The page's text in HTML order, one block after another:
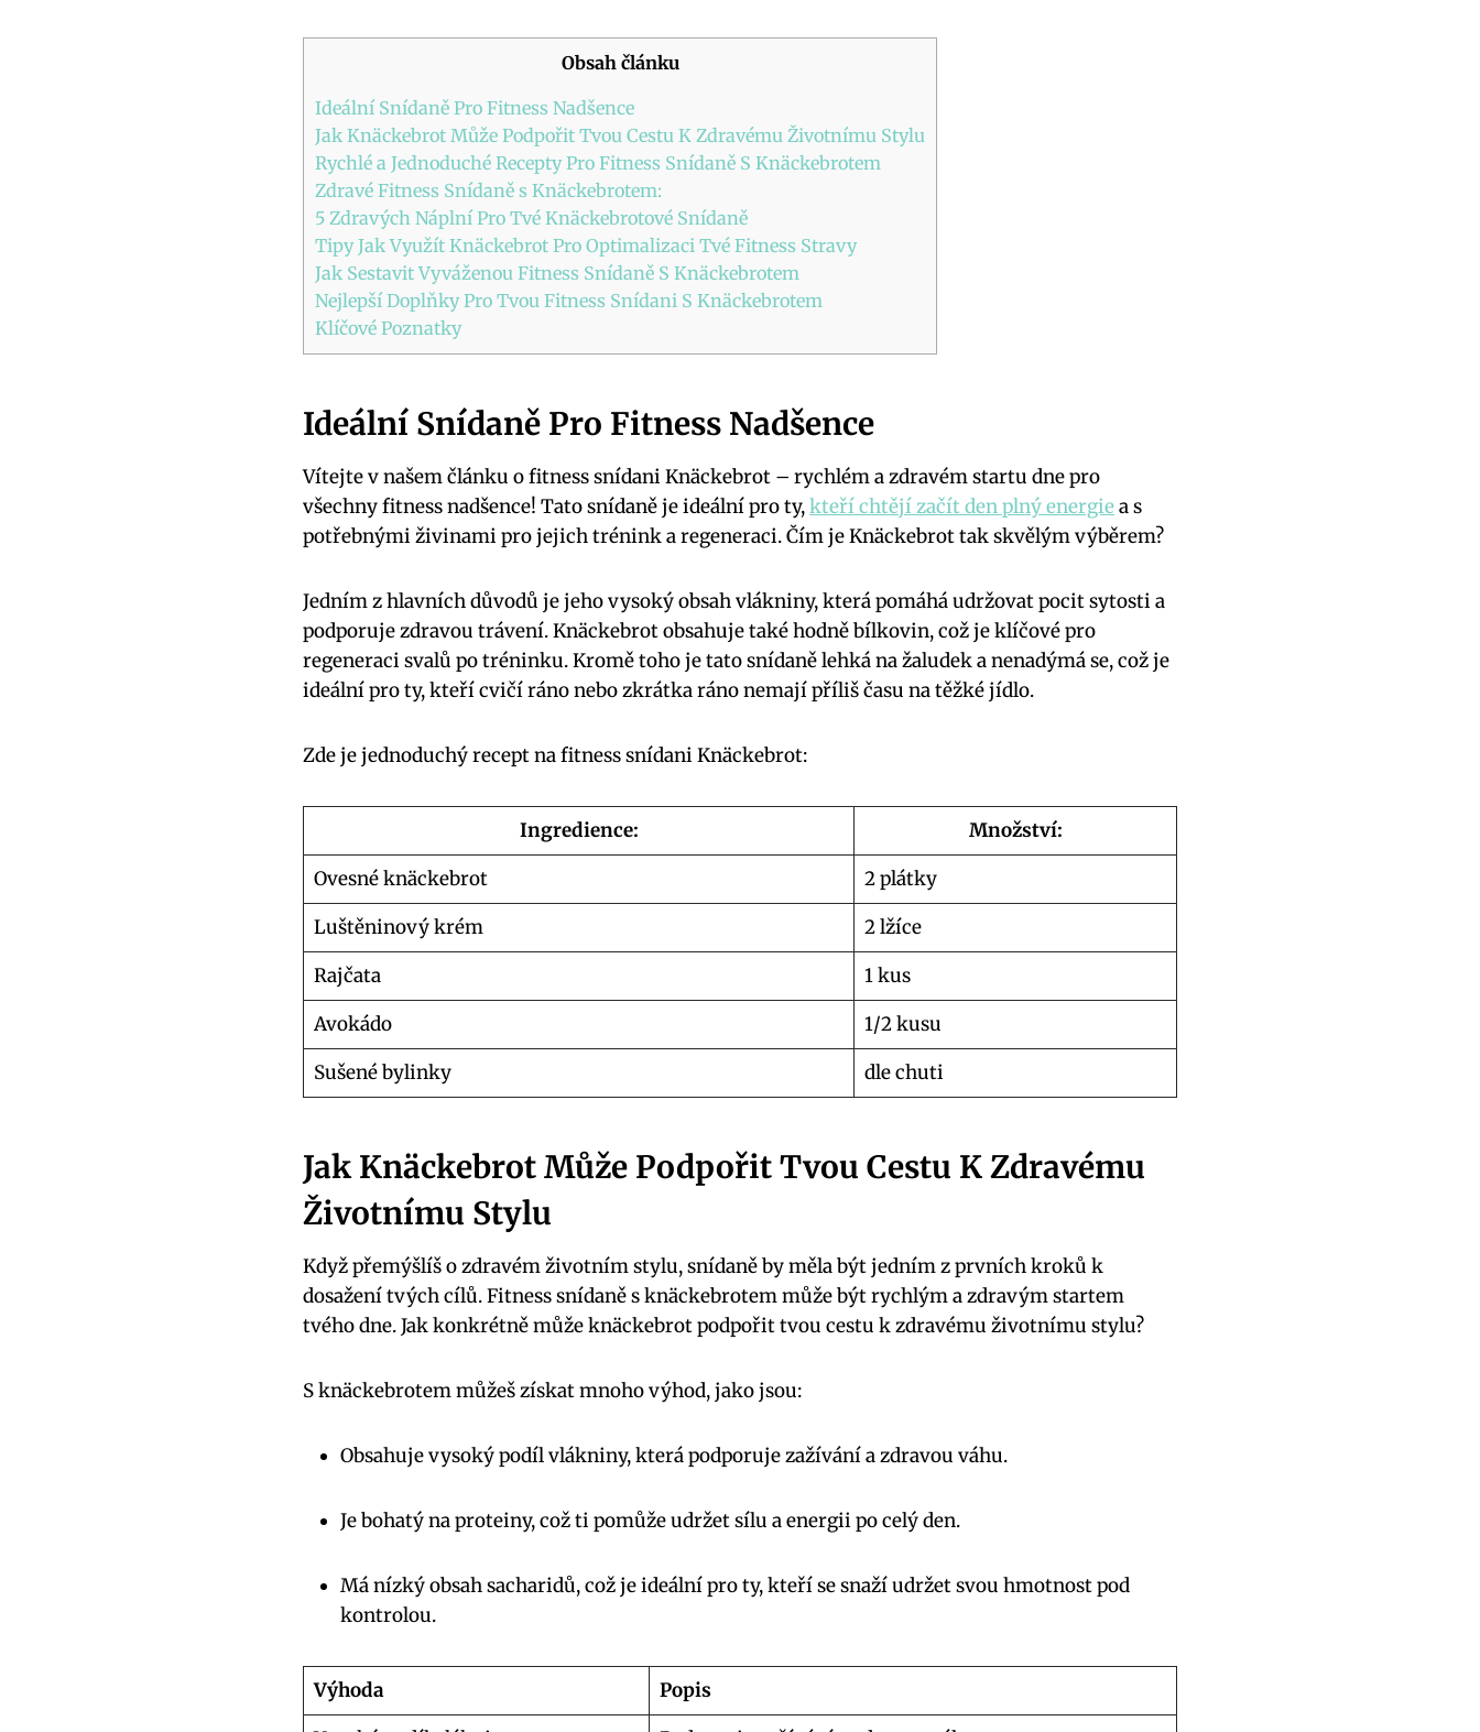
Obsah článku
Ideální Snídaně Pro Fitness Nadšence
Jak Knäckebrot Může Podpořit Tvou Cestu K Zdravému Životnímu Stylu
Rychlé a Jednoduché Recepty Pro Fitness Snídaně S Knäckebrotem
Zdravé Fitness Snídaně s Knäckebrotem:
5 Zdravých Náplní Pro Tvé Knäckebrotové Snídaně
Tipy Jak Využít Knäckebrot Pro Optimalizaci Tvé Fitness Stravy
Jak Sestavit Vyváženou Fitness Snídaně S Knäckebrotem
Nejlepší Doplňky Pro Tvou Fitness Snídani S Knäckebrotem
Klíčové Poznatky
Ideální Snídaně Pro Fitness Nadšence
Vítejte v našem článku o fitness snídani Knäckebrot – rychlém a zdravém startu dne pro
všechny fitness nadšence! Tato snídaně je ideální pro ty,kteří chtějí začít den plný energiea s
potřebnými živinami pro jejich trénink a regeneraci. Čím je Knäckebrot tak skvělým výběrem?
Jedním z hlavních důvodů je jeho vysoký obsah vlákniny, která pomáhá udržovat pocit sytosti a
podporuje zdravou trávení. Knäckebrot obsahuje také hodně bílkovin, což je klíčové pro
regeneraci svalů po tréninku. Kromě toho je tato snídaně lehká na žaludek a nenadýmá se, což je
ideální pro ty, kteří cvičí ráno nebo zkrátka ráno nemají příliš času na těžké jídlo.
Zde je jednoduchý recept na fitness snídani Knäckebrot:
Ingredience:
Množství:
Ovesné knäckebrot
2 plátky
Luštěninový krém
2 lžíce
Rajčata
1 kus
Avokádo
1/2 kusu
Sušené bylinky
dle chuti
Jak Knäckebrot Může Podpořit Tvou Cestu K Zdravému
Životnímu Stylu
Když přemýšlíš o zdravém životním stylu, snídaně by měla být jedním z prvních kroků k
dosažení tvých cílů. Fitness snídaně s knäckebrotem může být rychlým a zdravým startem
tvého dne. Jak konkrétně může knäckebrot podpořit tvou cestu k zdravému životnímu stylu?
S knäckebrotem můžeš získat mnoho výhod, jako jsou:
Obsahuje vysoký podíl vlákniny, která podporuje zažívání a zdravou váhu.
Je bohatý na proteiny, což ti pomůže udržet sílu a energii po celý den.
Má nízký obsah sacharidů, což je ideální pro ty, kteří se snaží udržet svou hmotnost pod
kontrolou.
Výhoda
Popis